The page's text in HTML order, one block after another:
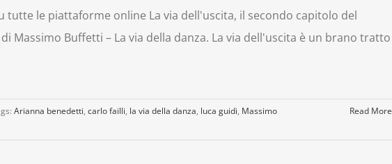
tutte le piattaforme online La via dell'uscita, il secondo capitolo del
Massimo Buffetti – La via della danza. La via dell'uscita è un brano tratto
Arianna benedetti, carlo failli, la via della danza, luca guidi, Massimo
Read More